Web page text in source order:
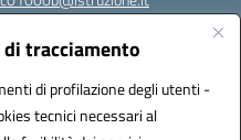
tracciamento
di profilazione degli utenti -
tecnici necessari al
- 93044680614 (Scuole
(IPA): istsc_cevc01000b